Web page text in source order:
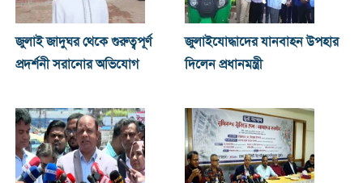
জুলাই জাদুঘর থেকে গুরুত্বপূর্ণ
প্রদর্শনী সরানোর অভিযোগ
জুলাইযোদ্ধাদের যানবাহন উপহার
দিলেন প্রধানমন্ত্রী